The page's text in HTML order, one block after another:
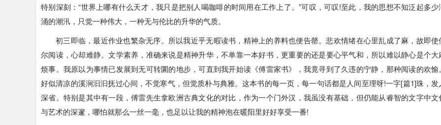
特别深刻：“世界上哪有什么天才，我只是把别人喝咖啡的时间用在工作上了。”可叹，可叹!至此，我的思想不知泛起多少
涌的潮汛，只觉一种伟大，一种无与伦比的升华的气质。
初三即临，最近作业也繁杂无序。所以我近乎无暇读书，精神上的养料也便告罄。悲欢情绪在心里乱成了麻，故即使
尔阅读，心却难静。文学素养，准确来说是精神升华，不单靠一本好书，更重要的还是要心平气和，所以难以静心是个大
烦事。我原以为事情已发展到无可转圜的地步，可直到我开始读《傅雷家书》，我竟寻到了久违的宁静，那种阅读的欢愉。
好似清凉的溪涧汩汩抚过心间，不觉寒气，但觉质朴与典雅。这本书的每一页，每一句话都是人间至理呀!一字[篇1]珠，发
深省。特别是其中有一段，傅雷先生拿欧洲古典文化的对比，作为一个门外汉，我虽没有基础，但仍能从睿智的文字中文
与艺术的深邃，哪怕就那么一丝一毫，也足以让我的精神泡在暖阳里好好享受一番!